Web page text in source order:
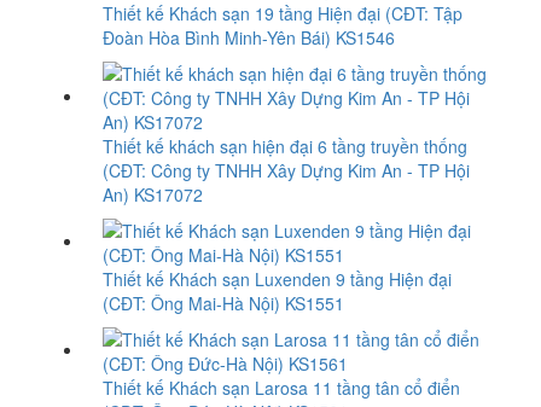
Thiết kế Khách sạn 19 tầng Hiện đại (CĐT: Tập
Đoàn Hòa Bình Minh-Yên Bái) KS1546
Thiết kế khách sạn hiện đại 6 tầng truyền thống
(CĐT: Công ty TNHH Xây Dựng Kim An - TP Hội
An) KS17072
Thiết kế Khách sạn Luxenden 9 tầng Hiện đại
(CĐT: Ông Mai-Hà Nội) KS1551
Thiết kế Khách sạn Larosa 11 tầng tân cổ điển